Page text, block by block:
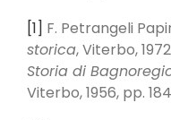
[1] F. Petrangeli
storica, Viterbo,
Storia di
Viterbo, 1956, pp.